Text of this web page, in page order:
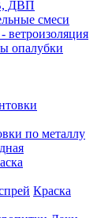
ДВП
смеси
ветроизоляция
опалубки
по металлу
Краска